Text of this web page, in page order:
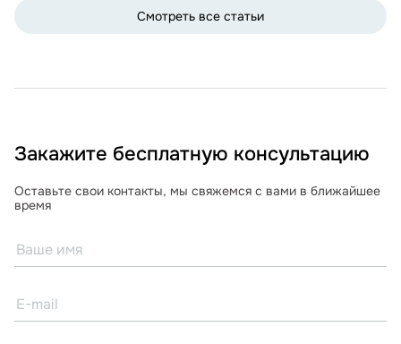
Смотреть все статьи
Закажите бесплатную консультацию
Оставьте свои контакты, мы свяжемся с вами в ближайшее
время